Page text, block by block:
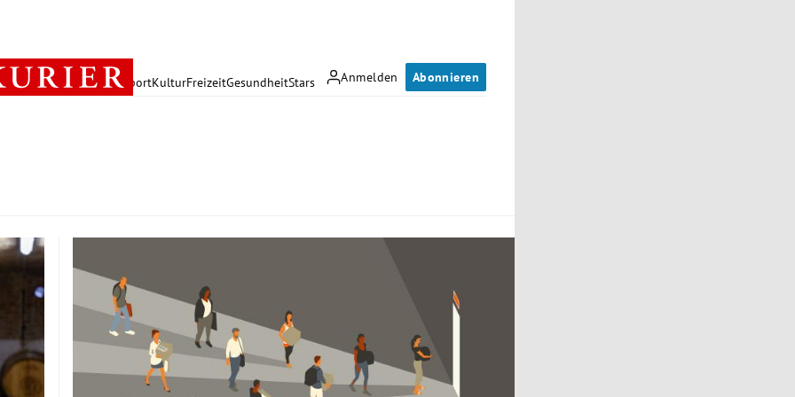
Anmelden Abonnieren
PolitikWirtschaft SportKulturFreizeitGesundheitStars